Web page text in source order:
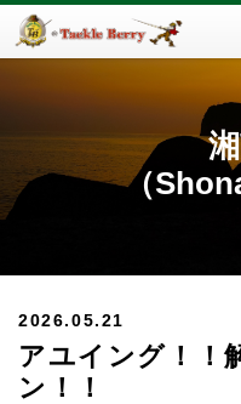
（
2026.05.21
アユイング！！
ン！！